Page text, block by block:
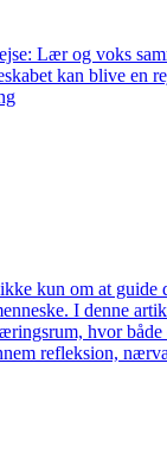
Lær og voks
kan blive en
kun om at guide
I denne
hvor
refleksion,